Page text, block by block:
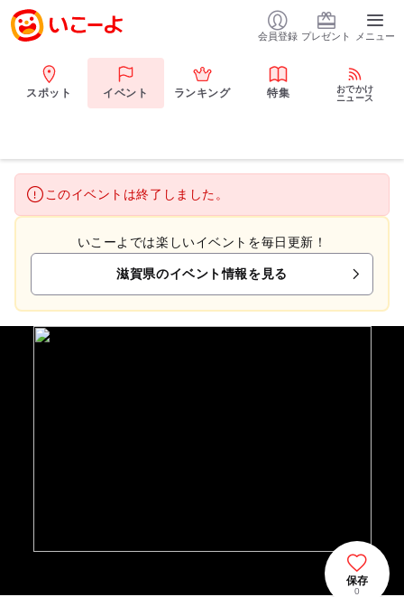
会員登録 プレゼント メニュー
スポット イベント ランキング 特集
おでかけ
ニュース
このイベントは終了しました。
いこーよでは楽しいイベントを毎日更新！
滋賀県のイベント情報を見る
保存
0